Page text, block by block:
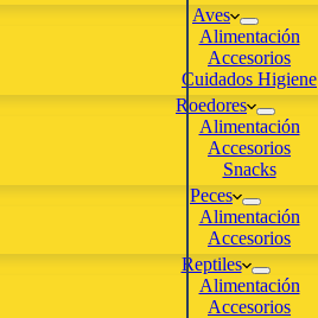
Aves
Alimentación
Accesorios
Cuidados Higiene
Roedores
Alimentación
Accesorios
Snacks
Peces
Alimentación
Accesorios
Reptiles
Alimentación
Accesorios